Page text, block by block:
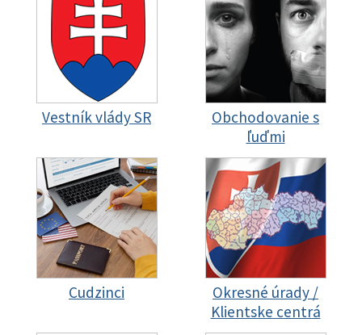
Vestník vlády SR
Obchodovanie s
ľuďmi
Cudzinci
Okresné úrady /
Klientske centrá